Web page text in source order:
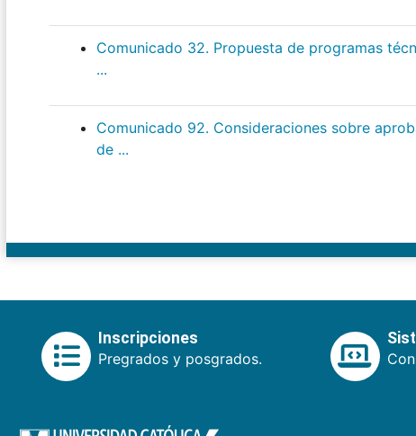
Comunicado 32. Propuesta de programas
...
Comunicado 92. Consideraciones sobre
de ...
Inscripciones
Pregrados y posgrados.